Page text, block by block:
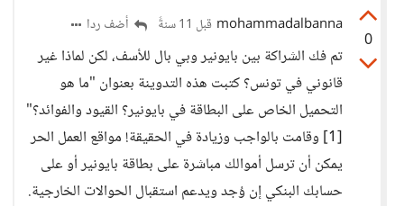
0
mohammadalbanna قبل 11 سنةً أضف ردا
تم فك الشراكة بين بايونير وبي بال للأسف، لكن لماذا غير
قانوني في تونس؟ كتبت هذه التدوينة بعنوان "ما هو
التحميل الخاص على البطاقة في بايونير؟ القيود والفوائد؟"
[1] وقامت بالواجب وزيادة في الحقيقة! مواقع العمل الحر
يمكن أن ترسل أموالك مباشرة على بطاقة بايونير أو على
حسابك البنكي إن وُجد ويدعم استقبال الحوالات الخارجية.